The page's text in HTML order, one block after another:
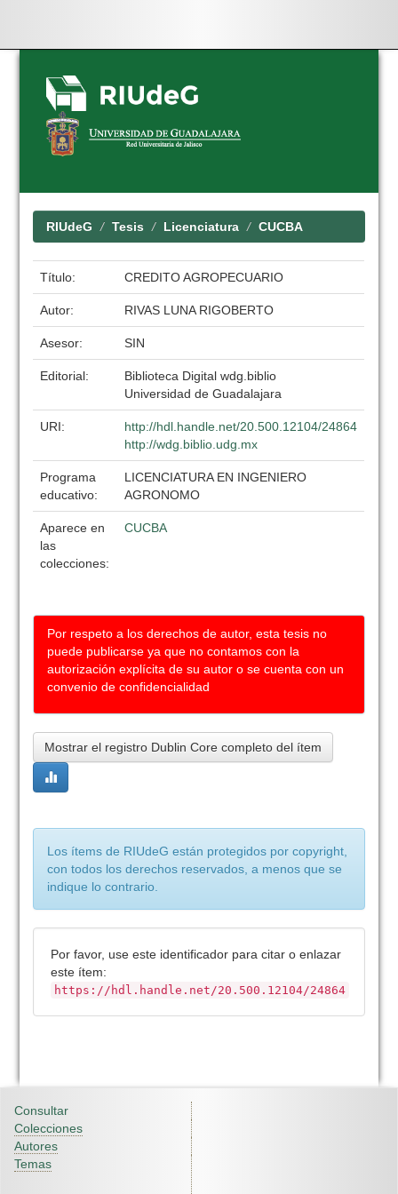
Skip
navigation
RIUdeG Tesis Licenciatura CUCBA
Título: CREDITO AGROPECUARIO
Autor: RIVAS LUNA RIGOBERTO
Asesor: SIN
Editorial:
Biblioteca Digital wdg.biblio
Universidad de Guadalajara
URI:
http://hdl.handle.net/20.500.12104/24864
http://wdg.biblio.udg.mx
Programa
educativo:
LICENCIATURA EN INGENIERO
AGRONOMO
Aparece en
las
colecciones:
CUCBA
Por respeto a los derechos de autor, esta tesis no
puede publicarse ya que no contamos con la
autorización explícita de su autor o se cuenta con un
convenio de confidencialidad
Mostrar el registro Dublin Core completo del ítem
Los ítems de RIUdeG están protegidos por copyright,
con todos los derechos reservados, a menos que se
indique lo contrario.
Por favor, use este identificador para citar o enlazar
este ítem:
https://hdl.handle.net/20.500.12104/24864
Consultar
Colecciones
Autores
Temas